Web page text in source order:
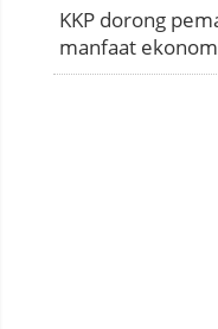
KKP dorong
manfaat